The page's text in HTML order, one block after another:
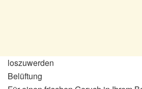
loszuwerden
Belüftung